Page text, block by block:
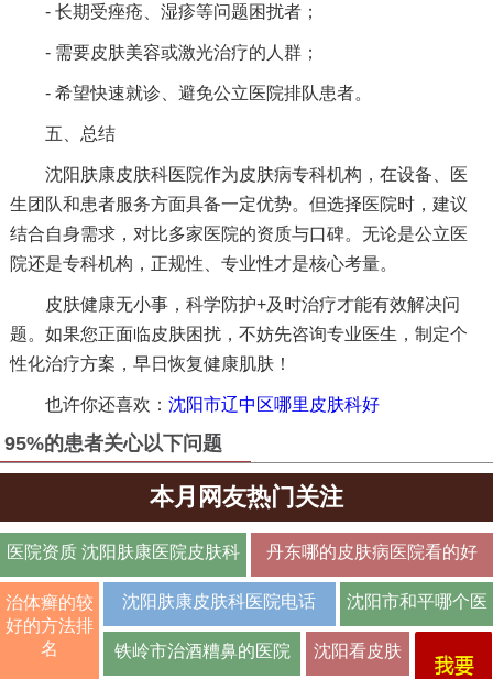
- 长期受痤疮、湿疹等问题困扰者；
- 需要皮肤美容或激光治疗的人群；
- 希望快速就诊、避免公立医院排队患者。
五、总结
沈阳肤康皮肤科医院作为皮肤病专科机构，在设备、医
生团队和患者服务方面具备一定优势。但选择医院时，建议
结合自身需求，对比多家医院的资质与口碑。无论是公立医
院还是专科机构，正规性、专业性才是核心考量。
皮肤健康无小事，科学防护+及时治疗才能有效解决问
题。如果您正面临皮肤困扰，不妨先咨询专业医生，制定个
性化治疗方案，早日恢复健康肌肤！
也许你还喜欢： 沈阳市辽中区哪里皮肤科好
95%的患者关心以下问题
本月网友热门关注
医院资质 沈阳肤康医院皮肤科
口碑如何
丹东哪的皮肤病医院看的好
治体癣的较
好的方法排
名
沈阳肤康皮肤科医院电话 沈阳市和平哪个医
院治疗
铁岭市治酒糟鼻的医院 沈阳看皮肤